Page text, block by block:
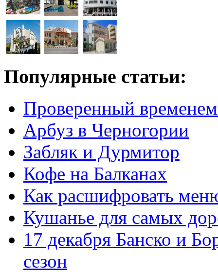
Популярные статьи:
Проверенный временем
Арбуз в Черногории
Забляк и Дурмитор
Кофе на Балканах
Как расшифровать
Кушанье для самых
17 декабря Банско и
сезон